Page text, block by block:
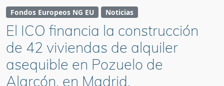
Fondos Europeos NG EU Noticias
El ICO financia la construcción
de 42 viviendas de alquiler
asequible en Pozuelo de
Alarcón, en Madrid.